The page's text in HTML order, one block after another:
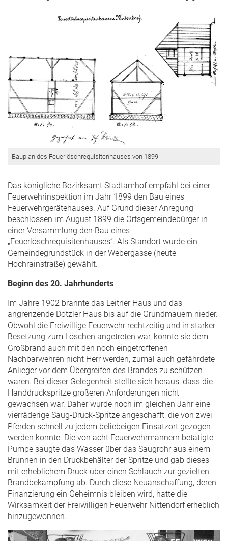
Bauplan des Feuerlöschrequisitenhauses von 1899
Das königliche Bezirksamt Stadtamhof empfahl bei einer
Feuerwehrinspektion im Jahr 1899 den Bau eines
Feuerwehrgerätehauses. Auf Grund dieser Anregung
beschlossen im August 1899 die Ortsgemeindebürger in
einer Versammlung den Bau eines
„Feuerlöschrequisitenhauses”. Als Standort wurde ein
Gemeindegrundstück in der Webergasse (heute
Hochrainstraße) gewählt.
Beginn des 20. Jahrhunderts
Im Jahre 1902 brannte das Leitner Haus und das
angrenzende Dotzler Haus bis auf die Grundmauern nieder.
Obwohl die Freiwillige Feuerwehr rechtzeitig und in starker
Besetzung zum Löschen angetreten war, konnte sie dem
Großbrand auch mit den noch eingetroffenen
Nachbarwehren nicht Herr werden, zumal auch gefährdete
Anlieger vor dem Übergreifen des Brandes zu schützen
waren. Bei dieser Gelegenheit stellte sich heraus, dass die
Handdruckspritze größeren Anforderungen nicht
gewachsen war. Daher wurde noch im gleichen Jahr eine
vierräderige Saug-Druck-Spritze angeschafft, die von zwei
Pferden schnell zu jedem beliebeigen Einsatzort gezogen
werden konnte. Die von acht Feuerwehrmännern betätigte
Pumpe saugte das Wasser über das Saugrohr aus einem
Brunnen in den Druckbehälter der Spritze und gab dieses
mit erheblichem Druck über einen Schlauch zur gezielten
Brandbekämpfung ab. Durch diese Neuanschaffung, deren
Finanzierung ein Geheimnis bleiben wird, hatte die
Wirksamkeit der Freiwilligen Feuerwehr Nittendorf erheblich
hinzugewonnen.